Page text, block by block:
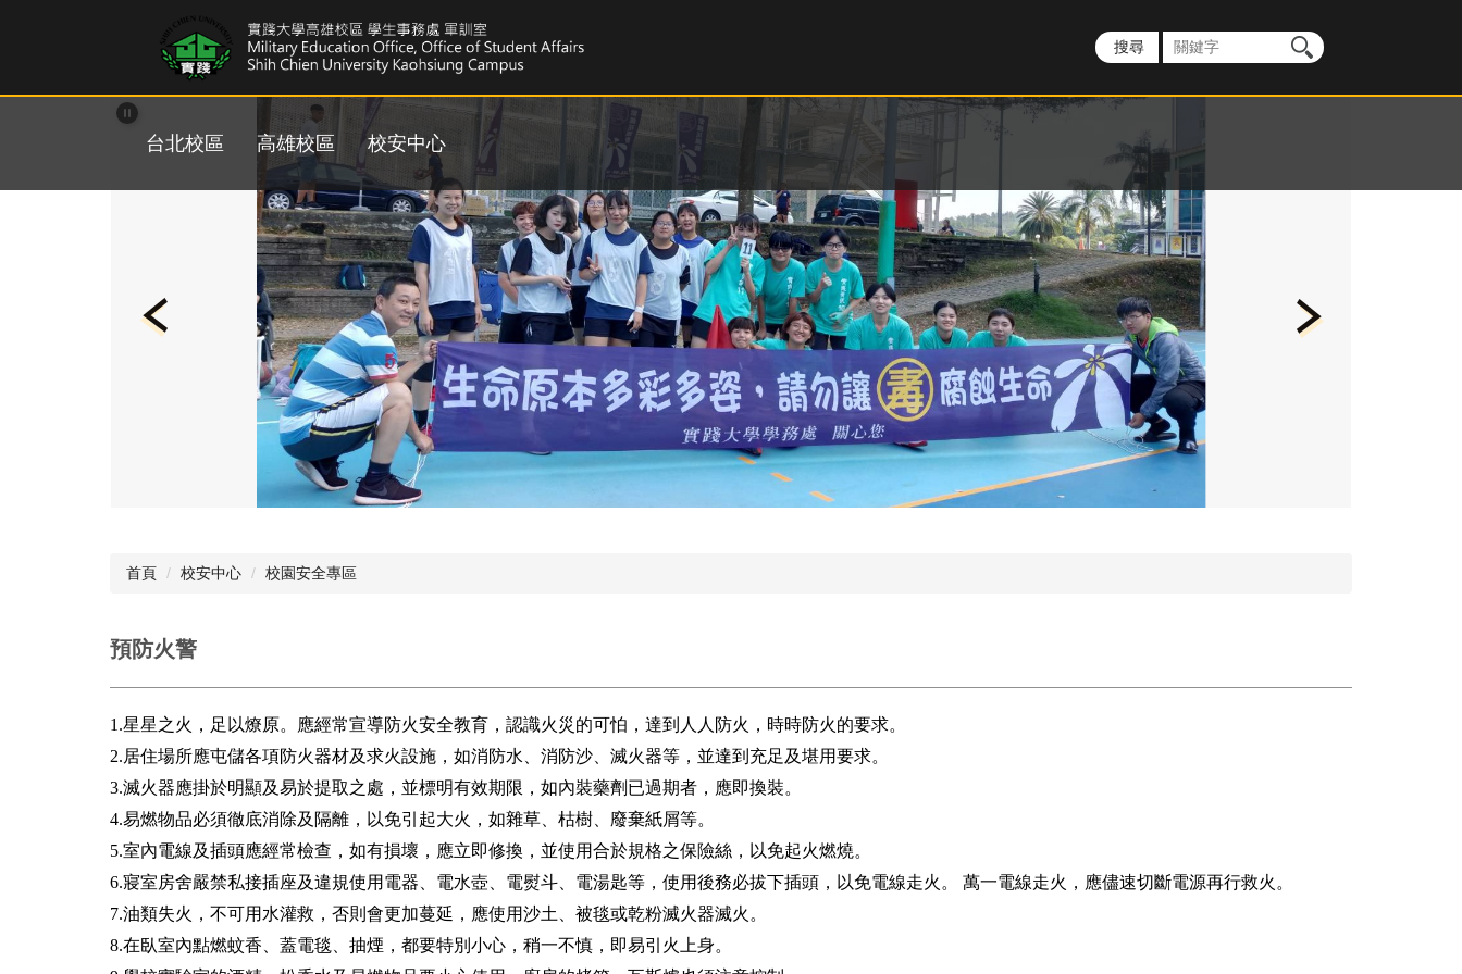
台北校區 高雄校區 校安中心
首頁 校安中心 校園安全專區
預防火警
1.星星之火，足以燎原。應經常宣導防火安全教育，認識火災的可怕，達到人人防火，時時防火的要求。
2.居住場所應屯儲各項防火器材及求火設施，如消防水、消防沙、滅火器等，並達到充足及堪用要求。
3.滅火器應掛於明顯及易於提取之處，並標明有效期限，如內裝藥劑已過期者，應即換裝。
4.易燃物品必須徹底消除及隔離，以免引起大火，如雜草、枯樹、廢棄紙屑等。
5.室內電線及插頭應經常檢查，如有損壞，應立即修換，並使用合於規格之保險絲，以免起火燃燒。
6.寢室房舍嚴禁私接插座及違規使用電器、電水壺、電熨斗、電湯匙等，使用後務必拔下插頭，以免電線走火。 萬一電線走火，應儘速切斷電源再行救火。
7.油類失火，不可用水灌救，否則會更加蔓延，應使用沙土、被毯或乾粉滅火器滅火。
8.在臥室內點燃蚊香、蓋電毯、抽煙，都要特別小心，稍一不慎，即易引火上身。